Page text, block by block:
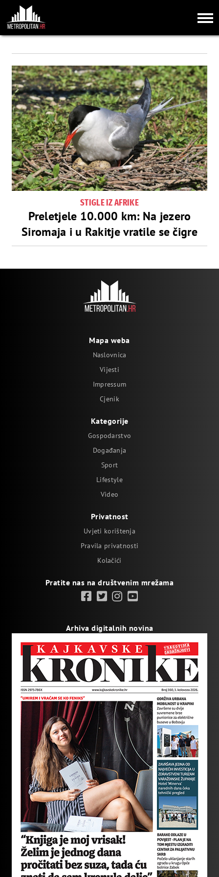
STIGLE IZ AFRIKE
Preletjele 10.000 km: Na jezero
Siromaja i u Rakitje vratile se čigre
Mapa weba
Naslovnica
Vijesti
Impressum
Cjenik
Kategorije
Gospodarstvo
Događanja
Sport
Lifestyle
Video
Privatnost
Uvjeti korištenja
Pravila privatnosti
Kolačići
Pratite nas na društvenim mrežama
Arhiva digitalnih novina